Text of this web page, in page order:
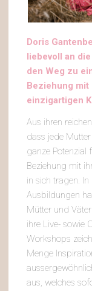
Doris
liebevoll an
den Weg zu
Beziehung mit
einzigartigen
Aus ihren
dass jede
ganze Potenzial
Beziehung mit
in sich tragen.
Ausbildungen
Mütter und
ihre Live- sowie
Workshops
Menge
aus, welches